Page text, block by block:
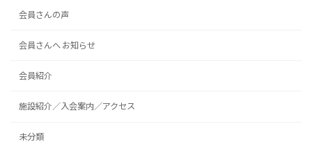
会員さんの声
会員さんへ お知らせ
会員紹介
施設紹介／入会案内／アクセス
未分類